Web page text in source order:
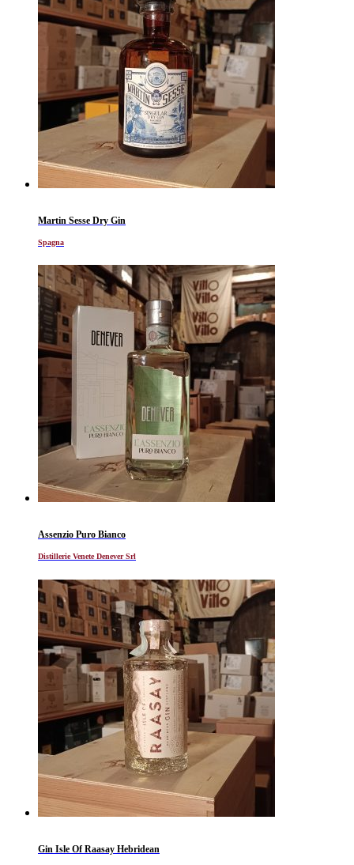
Martin Sesse Dry Gin
Spagna
Assenzio Puro Bianco
Distillerie Venete Denever Srl
Gin Isle Of Raasay Hebridean